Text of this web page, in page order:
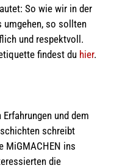
So wie wir in der
umgehen, so sollten
und respektvoll.
findest du hier.
und dem
schreibt
MiGMACHEN ins
die